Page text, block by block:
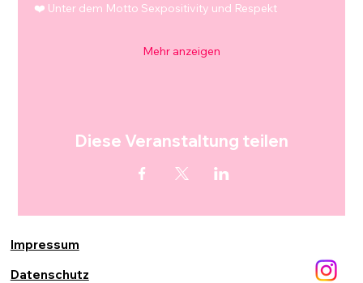
❤️ Unter dem Motto Sexpositivity und Respekt
Mehr anzeigen
Diese Veranstaltung teilen
Impressum
Datenschutz